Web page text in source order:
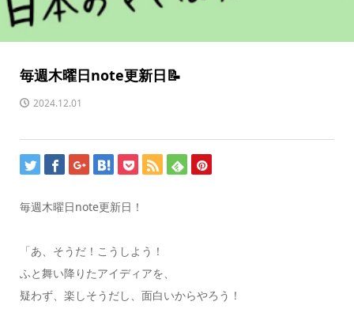
毎週木曜日note更新日📝
2024.12.01
毎週木曜日note更新日！
「あ、そうだ！こうしよう！
ふと舞い降りたアイディアを、
疑わず、楽しそうだし、面白いからやろう！